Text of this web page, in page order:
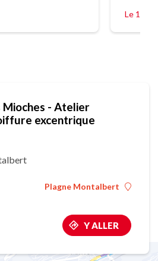
Le 12/
Mioches - Atelier
excentrique
Plagne Montalbert
Y ALLER